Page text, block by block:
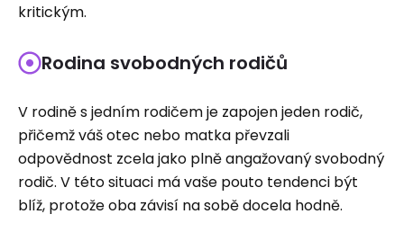
kritickým.
Rodina svobodných rodičů
V rodině s jedním rodičem je zapojen jeden rodič,
přičemž váš otec nebo matka převzali
odpovědnost zcela jako plně angažovaný svobodný
rodič. V této situaci má vaše pouto tendenci být
blíž, protože oba závisí na sobě docela hodně.